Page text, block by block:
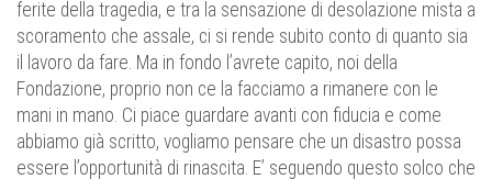
ferite della tragedia, e tra la sensazione di desolazione mista a
scoramento che assale, ci si rende subito conto di quanto sia
il lavoro da fare. Ma in fondo l’avrete capito, noi della
Fondazione, proprio non ce la facciamo a rimanere con le
mani in mano. Ci piace guardare avanti con fiducia e come
abbiamo già scritto, vogliamo pensare che un disastro possa
essere l’opportunità di rinascita. E’ seguendo questo solco che